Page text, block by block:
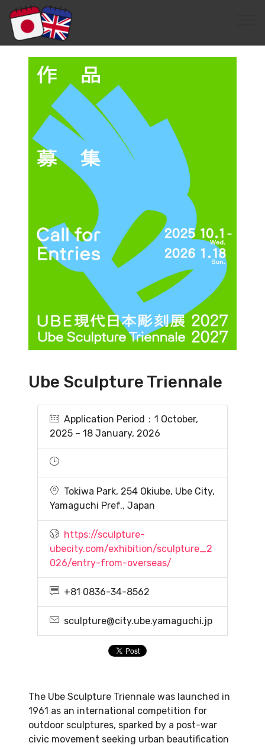
Ube Sculpture Triennale
Application Period：1 October,
2025 – 18 January, 2026
Tokiwa Park, 254 Okiube, Ube City,
Yamaguchi Pref., Japan
https://sculpture-
ubecity.com/exhibition/sculpture_2
026/entry-from-overseas/
+81 0836-34-8562
sculpture@city.ube.yamaguchi.jp
The Ube Sculpture Triennale was launched in
1961 as an international competition for
outdoor sculptures, sparked by a post-war
civic movement seeking urban beautification